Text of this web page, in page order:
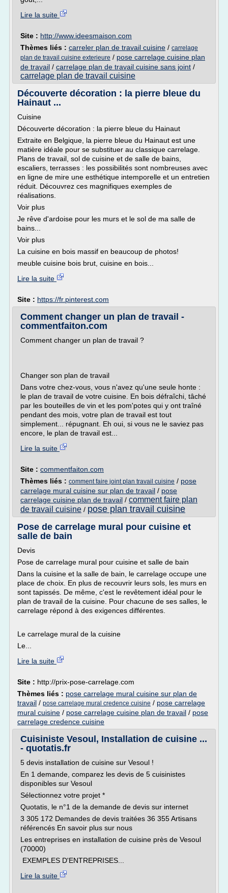
Lire la suite
Site : http://www.ideesmaison.com
Thèmes liés : carreler plan de travail cuisine / carrelage
plan de travail cuisine exterieure / pose carrelage cuisine plan
de travail / carrelage plan de travail cuisine sans joint /
carrelage plan de travail cuisine
Découverte décoration : la pierre bleue du
Hainaut ...
Cuisine
Découverte décoration : la pierre bleue du Hainaut
Extraite en Belgique, la pierre bleue du Hainaut est une
matière idéale pour se substituer au classique carrelage.
Plans de travail, sol de cuisine et de salle de bains,
escaliers, terrasses : les possibilités sont nombreuses avec
en ligne de mire une esthétique intemporelle et un entretien
réduit. Découvrez ces magnifiques exemples de
réalisations.
Voir plus
Je rêve d'ardoise pour les murs et le sol de ma salle de
bains...
Voir plus
La cuisine en bois massif en beaucoup de photos!
meuble cuisine bois brut, cuisine en bois...
Lire la suite
Site : https://fr.pinterest.com
Comment changer un plan de travail -
commentfaiton.com
Comment changer un plan de travail ?
Changer son plan de travail
Dans votre chez-vous, vous n'avez qu'une seule honte :
le plan de travail de votre cuisine. En bois défraîchi, tâché
par les bouteilles de vin et les pom'potes qui y ont traîné
pendant des mois, votre plan de travail est tout
simplement... répugnant. Eh oui, si vous ne le saviez pas
encore, le plan de travail est...
Lire la suite
Site : commentfaiton.com
Thèmes liés : comment faire joint plan travail cuisine / pose
carrelage mural cuisine sur plan de travail / pose
carrelage cuisine plan de travail / comment faire plan
de travail cuisine / pose plan travail cuisine
Pose de carrelage mural pour cuisine et
salle de bain
Devis
Pose de carrelage mural pour cuisine et salle de bain
Dans la cuisine et la salle de bain, le carrelage occupe une
place de choix. En plus de recouvrir leurs sols, les murs en
sont tapissés. De même, c'est le revêtement idéal pour le
plan de travail de la cuisine. Pour chacune de ses salles, le
carrelage répond à des exigences différentes.
Le carrelage mural de la cuisine
Le...
Lire la suite
Site : http://prix-pose-carrelage.com
Thèmes liés : pose carrelage mural cuisine sur plan de
travail / pose carrelage mural credence cuisine / pose carrelage
mural cuisine / pose carrelage cuisine plan de travail / pose
carrelage credence cuisine
Cuisiniste Vesoul, Installation de cuisine ...
- quotatis.fr
5 devis installation de cuisine sur Vesoul !
En 1 demande, comparez les devis de 5 cuisinistes
disponibles sur Vesoul
Sélectionnez votre projet *
Quotatis, le n°1 de la demande de devis sur internet
3 305 172 Demandes de devis traitées 36 355 Artisans
référencés En savoir plus sur nous
Les entreprises en installation de cuisine près de Vesoul
(70000)
EXEMPLES D'ENTREPRISES...
Lire la suite